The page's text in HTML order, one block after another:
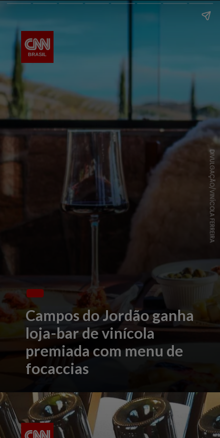
Campos do Jordão ganha
loja-bar de vinícola
premiada com menu de
focaccias
DIVULGAÇÃO/VINÍCOLA FERREIRA